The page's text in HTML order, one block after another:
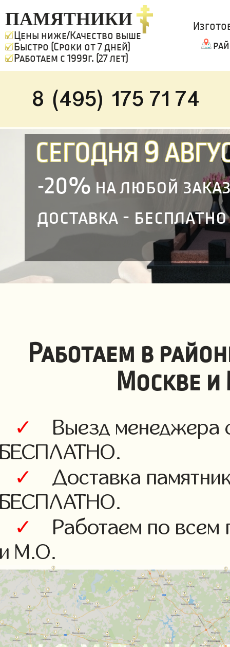
ПАМЯТНИКИ
Цены ниже/Качество выше
Быстро (Сроки от 7 дней)
Работаем с 1999г. (27 лет)
8 (495) 175 71 74
СЕГОДНЯ 9
-20% на любой
доставка - бесплатно
Работаем в
Москве и
Выезд менеджера
Доставка
Работаем по всем
М.О.